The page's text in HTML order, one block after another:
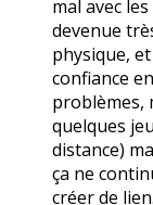
mal avec
devenue
physique,
confiance
problèmes,
quelques
distance)
ça ne
créer de